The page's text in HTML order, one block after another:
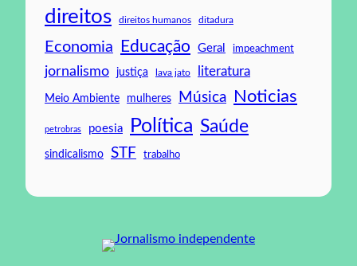
direitos direitos humanos ditadura
Economia Educação Geral impeachment
jornalismo justiça lava jato literatura
Meio Ambiente mulheres Música Noticias
petrobras poesia Política Saúde
sindicalismo STF trabalho